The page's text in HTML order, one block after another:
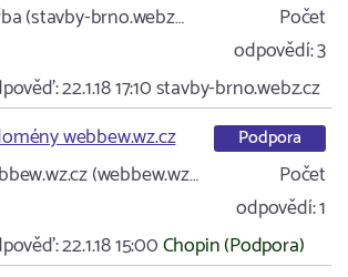
(stavby-brno.webz…
Počet
odpovědí:3
22.1.18 17:10stavby-brno.webz.cz
webbew.wz.cz
Podpora
(webbew.wz…
Počet
odpovědí:1
22.1.18 15:00Chopin (Podpora)